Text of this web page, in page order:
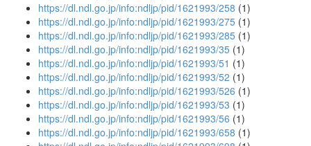
https://dl.ndl.go.jp/info:ndljp/pid/1621993/258 (1)
https://dl.ndl.go.jp/info:ndljp/pid/1621993/275 (1)
https://dl.ndl.go.jp/info:ndljp/pid/1621993/285 (1)
https://dl.ndl.go.jp/info:ndljp/pid/1621993/35 (1)
https://dl.ndl.go.jp/info:ndljp/pid/1621993/51 (1)
https://dl.ndl.go.jp/info:ndljp/pid/1621993/52 (1)
https://dl.ndl.go.jp/info:ndljp/pid/1621993/526 (1)
https://dl.ndl.go.jp/info:ndljp/pid/1621993/53 (1)
https://dl.ndl.go.jp/info:ndljp/pid/1621993/56 (1)
https://dl.ndl.go.jp/info:ndljp/pid/1621993/658 (1)